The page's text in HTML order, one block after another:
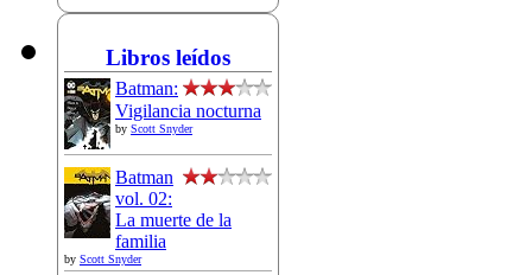
Libros leídos
Batman:
Vigilancia nocturna
by Scott Snyder
Batman
vol. 02:
La muerte de la
familia
by Scott Snyder